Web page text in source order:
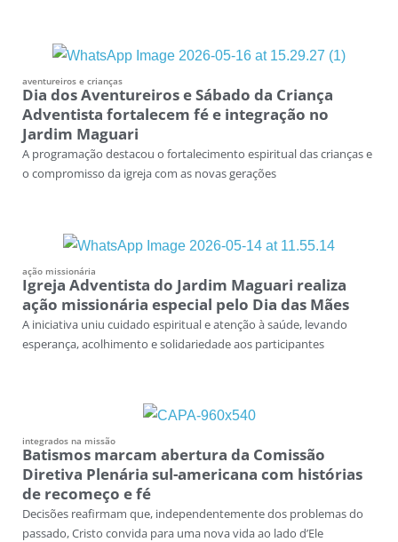
aventureiros e crianças
Dia dos Aventureiros e Sábado da Criança
Adventista fortalecem fé e integração no
Jardim Maguari
A programação destacou o fortalecimento espiritual das crianças e
o compromisso da igreja com as novas gerações
ação missionária
Igreja Adventista do Jardim Maguari realiza
ação missionária especial pelo Dia das Mães
A iniciativa uniu cuidado espiritual e atenção à saúde, levando
esperança, acolhimento e solidariedade aos participantes
integrados na missão
Batismos marcam abertura da Comissão
Diretiva Plenária sul-americana com histórias
de recomeço e fé
Decisões reafirmam que, independentemente dos problemas do
passado, Cristo convida para uma nova vida ao lado d’Ele